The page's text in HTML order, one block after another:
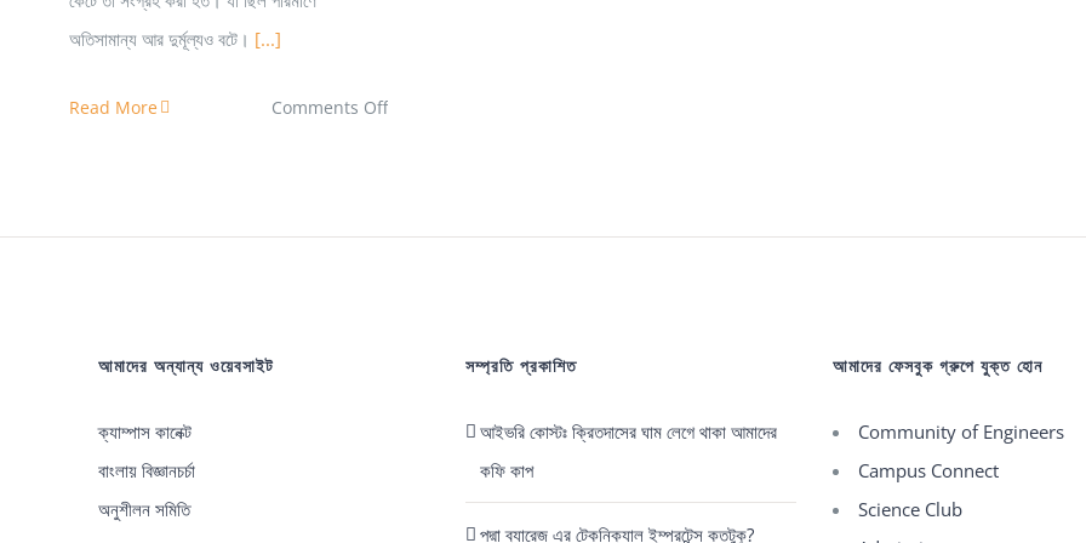
অতিসামান্য আর দুর্মূল্যও বটে। [...]
Read More Comments Offon
আমাদের অন্যান্য ওয়েবসাইট
ক্যাম্পাস কানেক্ট
বাংলায় বিজ্ঞানচর্চা
অনুশীলন সমিতি
সম্প্রতি প্রকাশিত
আইভরি কোস্টঃ ক্রিতদাসের ঘাম লেগে থাকা আমাদের
কফি কাপ
পদ্মা ব্যারেজ এর টেকনিক্যাল ইম্পরটেন্স কতটুকু?
আমাদের ফেসবুক গ্রুপে যুক্ত হোন
Community of Engineers
Campus Connect
Science Club